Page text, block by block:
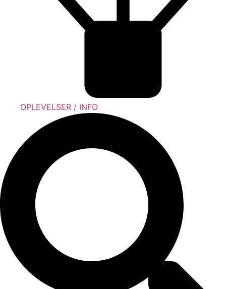
OPLEVELSER / INFO